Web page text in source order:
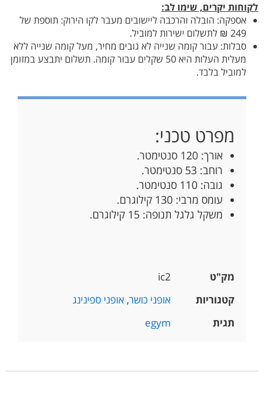
לקוחות יקרים, שימו לב:
אספקה: הובלה והרכבה ליישובים מעבר לקו הירוק: תוספת של
249 ₪ לתשלום ישירות למוביל.
סבלות: עבור קומה שנייה לא גובים מחיר, מעל קומה שנייה ללא
מעלית העלות היא 50 שקלים עבור קומה. תשלום יתבצע במזומן
למוביל בלבד.
מפרט טכני:
אורך: 120 סנטימטר.
רוחב: 53 סנטימטר.
גובה: 110 סנטימטר.
עומס מרבי: 130 קילוגרם.
משקל גלגל תנופה: 15 קילוגרם.
מק"ט
ic2
קטגוריות
אופני כושר, אופני ספינינג
תגית
egym